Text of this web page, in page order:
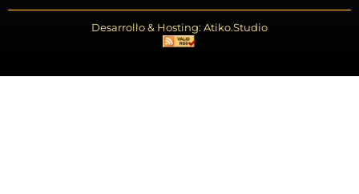
Desarrollo & Hosting: Atiko.Studio